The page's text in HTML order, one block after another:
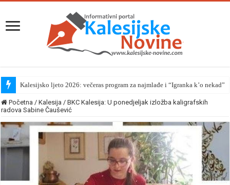
Kalesijsko ljeto 2026: večeras program za najmlađe i “Igranka k’o nekad”
Početna / Kalesija / BKC Kalesija: U ponedjeljak izložba kaligrafskih
radova Sabine Čaušević